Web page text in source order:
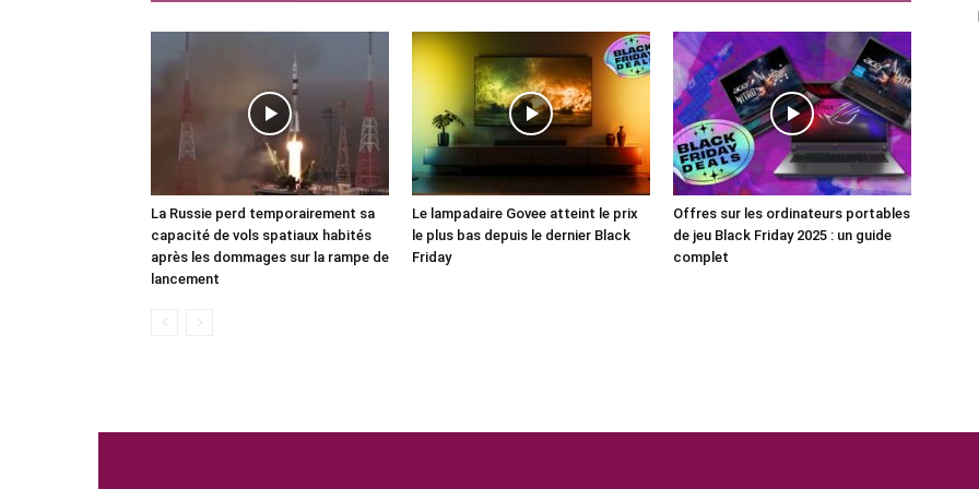
La Russie perd temporairement sa
capacité de vols spatiaux habités
après les dommages sur la rampe de
lancement
Le lampadaire Govee atteint le prix
le plus bas depuis le dernier Black
Friday
Offres sur les ordinateurs portables
de jeu Black Friday 2025 : un guide
complet